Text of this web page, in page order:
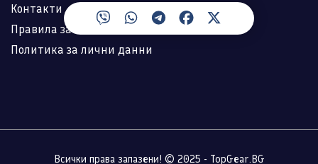
Контакти
Правила за ползване
Политика за лични данни
Всички права запазени! © 2025 - TopGear.BG